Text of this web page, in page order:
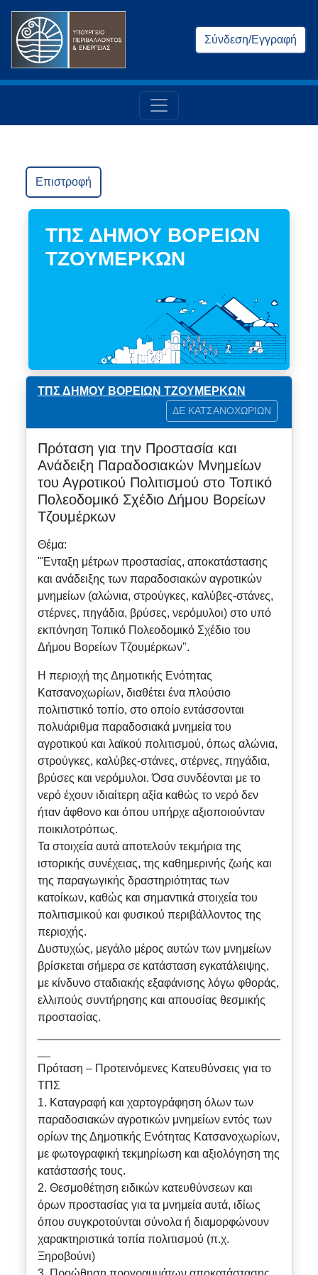
Σύνδεση/Εγγραφή
Επιστροφή
ΤΠΣ ΔΗΜΟΥ ΒΟΡΕΙΩΝ
ΤΖΟΥΜΕΡΚΩΝ
ΤΠΣ ΔΗΜΟΥ ΒΟΡΕΙΩΝ ΤΖΟΥΜΕΡΚΩΝ
ΔΕ ΚΑΤΣΑΝΟΧΩΡΙΩΝ
Πρόταση για την Προστασία και
Ανάδειξη Παραδοσιακών Μνημείων
του Αγροτικού Πολιτισμού στο Τοπικό
Πολεοδομικό Σχέδιο Δήμου Βορείων
Τζουμέρκων
Θέμα:
"Ένταξη μέτρων προστασίας, αποκατάστασης
και ανάδειξης των παραδοσιακών αγροτικών
μνημείων (αλώνια, στρούγκες, καλύβες-στάνες,
στέρνες, πηγάδια, βρύσες, νερόμυλοι) στο υπό
εκπόνηση Τοπικό Πολεοδομικό Σχέδιο του
Δήμου Βορείων Τζουμέρκων".
Η περιοχή της Δημοτικής Ενότητας
Κατσανοχωρίων, διαθέτει ένα πλούσιο
πολιτιστικό τοπίο, στο οποίο εντάσσονται
πολυάριθμα παραδοσιακά μνημεία του
αγροτικού και λαϊκού πολιτισμού, όπως αλώνια,
στρούγκες, καλύβες-στάνες, στέρνες, πηγάδια,
βρύσες και νερόμυλοι. Όσα συνδέονται με το
νερό έχουν ιδιαίτερη αξία καθώς το νερό δεν
ήταν άφθονο και όπου υπήρχε αξιοποιούνταν
ποικιλοτρόπως.
Τα στοιχεία αυτά αποτελούν τεκμήρια της
ιστορικής συνέχειας, της καθημερινής ζωής και
της παραγωγικής δραστηριότητας των
κατοίκων, καθώς και σημαντικά στοιχεία του
πολιτισμικού και φυσικού περιβάλλοντος της
περιοχής.
Δυστυχώς, μεγάλο μέρος αυτών των μνημείων
βρίσκεται σήμερα σε κατάσταση εγκατάλειψης,
με κίνδυνο σταδιακής εξαφάνισης λόγω φθοράς,
ελλιπούς συντήρησης και απουσίας θεσμικής
προστασίας.
Πρόταση – Προτεινόμενες Κατευθύνσεις για το
ΤΠΣ
1. Καταγραφή και χαρτογράφηση όλων των
παραδοσιακών αγροτικών μνημείων εντός των
ορίων της Δημοτικής Ενότητας Κατσανοχωρίων,
με φωτογραφική τεκμηρίωση και αξιολόγηση της
κατάστασής τους.
2. Θεσμοθέτηση ειδικών κατευθύνσεων και
όρων προστασίας για τα μνημεία αυτά, ιδίως
όπου συγκροτούνται σύνολα ή διαμορφώνουν
χαρακτηριστικά τοπία πολιτισμού (π.χ.
Ξηροβούνι)